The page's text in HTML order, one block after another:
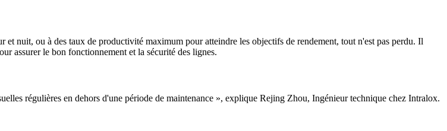
nuit, ou à des taux de productivité maximum pour atteindre les objectifs de rendement, tout n'est pas perdu. Il
assurer le bon fonctionnement et la sécurité des lignes.
régulières en dehors d'une période de maintenance », explique Rejing Zhou, Ingénieur technique chez Intralox.